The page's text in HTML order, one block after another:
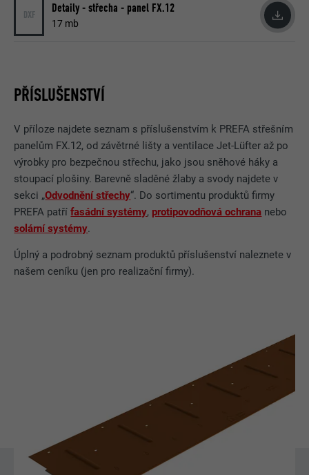
DXF Detaily - střecha - panel FX.12
17 mb
PŘÍSLUŠENSTVÍ
V příloze najdete seznam s příslušenstvím k PREFA střešním
panelům FX.12, od závětrné lišty a ventilace Jet-Lüfter až po
výrobky pro bezpečnou střechu, jako jsou sněhové háky a
stoupací plošiny. Barevně sladěné žlaby a svody najdete v
sekci „Odvodnění střechy“. Do sortimentu produktů firmy
PREFA patřífasádní systémy, protipovodňová ochrana nebo
solární systémy.
Úplný a podrobný seznam produktů příslušenství naleznete v
našem ceníku (jen pro realizační firmy).